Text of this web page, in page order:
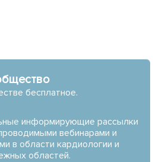
бесплатное.
информирующие рассылки
вебинарами и
в области кардиологии и
областей.